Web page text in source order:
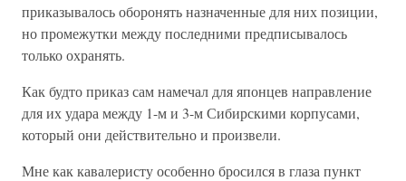
приказывалось оборонять назначенные для них позиции,
но промежутки между последними предписывалось
только охранять.
Как будто приказ сам намечал для японцев направление
для их удара между 1-м и 3-м Сибирскими корпусами,
который они действительно и произвели.
Мне как кавалеристу особенно бросился в глаза пункт